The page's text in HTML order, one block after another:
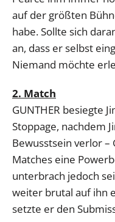
auf der größten
habe. Sollte sich
an, dass er selbst
Niemand möchte
2. Match
GUNTHER besiegte
Stoppage, nachdem
Bewusstsein verlor –
Matches eine
unterbrach jedoch
weiter brutal auf ihn
setzte er den